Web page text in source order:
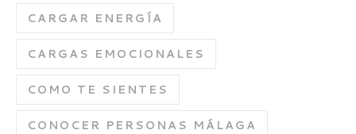
CARGAR ENERGÍA
CARGAS EMOCIONALES
COMO TE SIENTES
CONOCER PERSONAS MÁLAGA